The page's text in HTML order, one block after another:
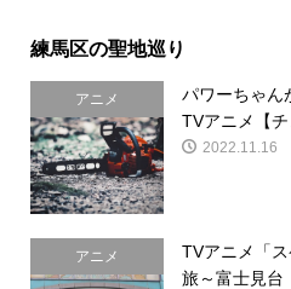
練馬区の聖地巡り
アニメ
パワーちゃん
TVアニメ【チ
2022.11.16
アニメ
TVアニメ「
旅～富士見台